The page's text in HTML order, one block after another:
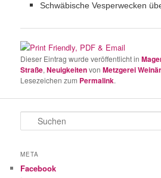
Schwäbische Vesperwecken
Dieser Eintrag wurde veröffentlicht in
Straße,NeuigkeitenvonMetzgerei
Lesezeichen zum Permalink.
u
h
n
META
Facebook